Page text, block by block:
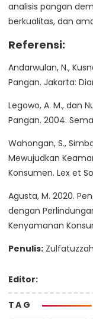
analisis pangan
berkualitas, dan
Referensi:
Andarwulan, N.,
Pangan. Jakarta:
Legowo, A. M., dan
Pangan. 2004.
Wahongan, S.,
Mewujudkan
Konsumen. Lex et
Agusta, M. 2020.
dengan
Kenyamanan
Penulis:
Editor:
TAG